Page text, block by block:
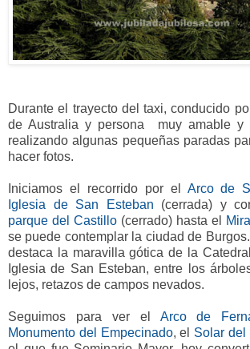
Durante el trayecto del taxi, conducido
de Australia y persona muy amable y
realizando algunas pequeñas paradas
hacer fotos.
Iniciamos el recorrido por el Arco de
Iglesia de San Esteban (cerrada) y
parque del Castillo (cerrado) hasta el
se puede contemplar la ciudad de
destaca la maravilla gótica de la
Iglesia de San Esteban, entre los
lejos, retazos de campos nevados.
Seguimos para ver el Arco de
Monumento del Empecinado, el Solar del